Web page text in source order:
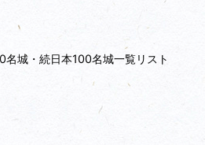
名城・続日本100名城一覧リスト